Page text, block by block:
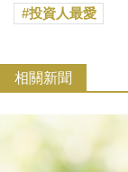
投資人最愛
相關新聞